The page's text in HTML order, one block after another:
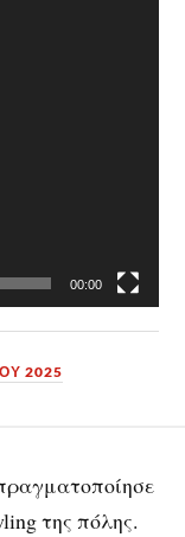
00:00
2025
της πόλης.